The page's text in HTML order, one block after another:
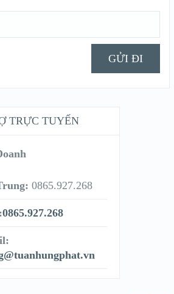
TRỰC TUYẾN
0865.927.268
0865.927.268